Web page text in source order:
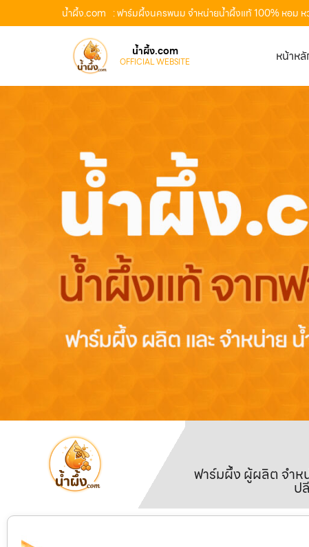
น้ำผึ้ง.com : ฟาร์มผึ้งนครพนม จำหน่ายน้ำผึ้งแท้ 100% หอม
น้ำผึ้ง.com
OFFICIAL WEBSITE หน้าห
ฟาร์มผึ้ง ผู้ผลิต จำห
ป